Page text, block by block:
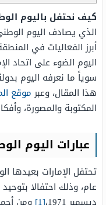
كيف نحتفل باليوم
الذي يصادف اليوم
أبرز الفعاليات في
سوياً ما نعرفه اليوم
هذا المقال، وعبرموقع
المكتوبة والمصورة،
عبارات اليوم
تحتفل الإمارات بعيدها